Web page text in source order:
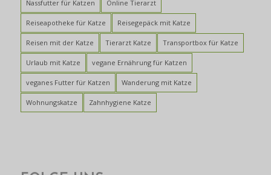
Nassfutter für Katzen Online Tierarzt
Reiseapotheke für Katze Reisegepäck mit Katze
Reisen mit der Katze Tierarzt Katze Transportbox für Katze
Urlaub mit Katze vegane Ernährung für Katzen
veganes Futter für Katzen Wanderung mit Katze
Wohnungskatze Zahnhygiene Katze